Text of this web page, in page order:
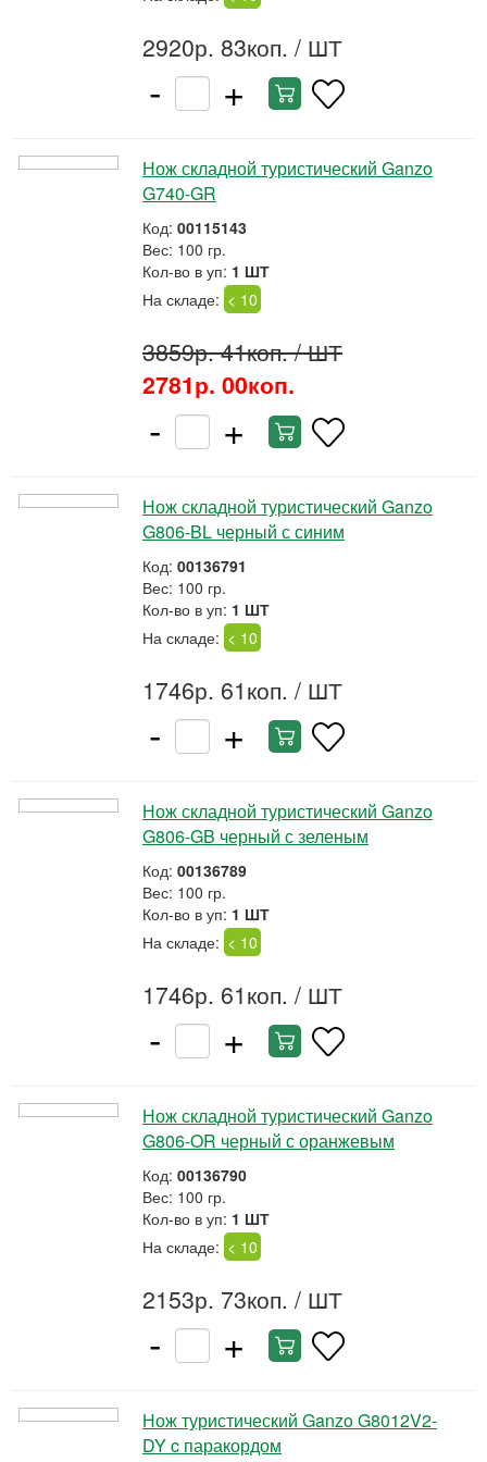
2920р. 83коп. / ШТ
- +
Нож складной туристический Ganzo
G740-GR
Код: 00115143
Вес: 100 гр.
Кол-во в уп: 1 ШТ
На складе: < 10
3859р. 41коп./ ШТ
2781р. 00коп.
- +
Нож складной туристический Ganzo
G806-BL черный с синим
Код: 00136791
Вес: 100 гр.
Кол-во в уп: 1 ШТ
На складе: < 10
1746р. 61коп. / ШТ
- +
Нож складной туристический Ganzo
G806-GB черный с зеленым
Код: 00136789
Вес: 100 гр.
Кол-во в уп: 1 ШТ
На складе: < 10
1746р. 61коп. / ШТ
- +
Нож складной туристический Ganzo
G806-OR черный с оранжевым
Код: 00136790
Вес: 100 гр.
Кол-во в уп: 1 ШТ
На складе: < 10
2153р. 73коп. / ШТ
- +
Нож туристический Ganzo G8012V2-
DY c паракордом